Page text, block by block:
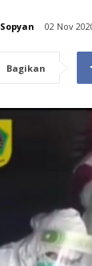
Sopyan 02 Nov
Bagikan